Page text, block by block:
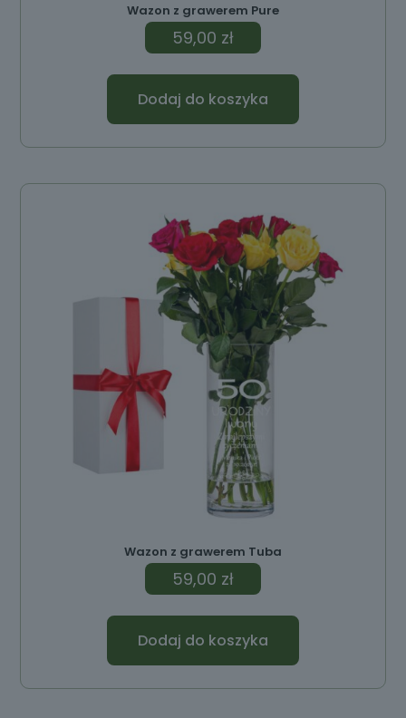
Wazon z grawerem Pure
59,00 zł
Dodaj do koszyka
Wazon z grawerem Tuba
59,00 zł
Dodaj do koszyka